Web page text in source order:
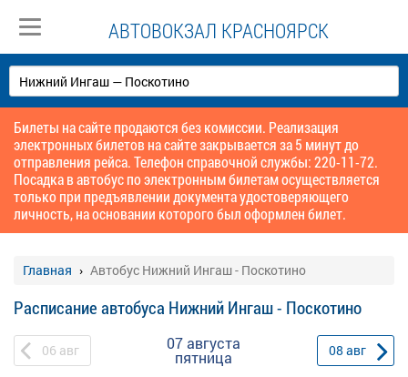
АВТОВОКЗАЛ КРАСНОЯРСК
Билеты на сайте продаются без комиссии. Реализация
электронных билетов на сайте закрывается за 5 минут до
отправления рейса. Телефон справочной службы: 220-11-72.
Посадка в автобус по электронным билетам осуществляется
только при предъявлении документа удостоверяющего
личность, на основании которого был оформлен билет.
Главная Автобус Нижний Ингаш - Поскотино
Расписание автобуса Нижний Ингаш - Поскотино
06 авг 07 августа
пятница 08 авг